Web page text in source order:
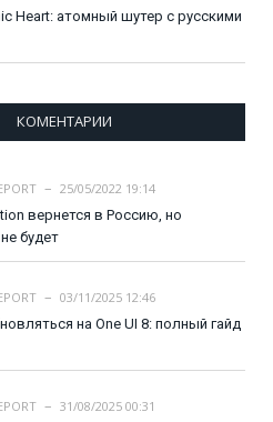
Heart: атомный шутер с русскими
КОМЕНТАРИИ
25/05/2022 19:14
вернется в Россию, но
будет
03/11/2025 12:46
на One UI 8: полный гайд
31/08/2025 00:31